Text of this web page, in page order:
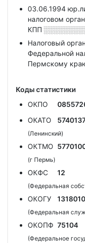
03.06.1994
налоговом
КПП
Налоговый
Федеральной
Пермскому
Коды статистики
ОКПО
ОКАТО
(Ленинский)
ОКТМО
(г Пермь)
ОКФС 12
(Федеральная
ОКОГУ 1318010
(Федеральная
ОКОПФ 75104
(Федеральное